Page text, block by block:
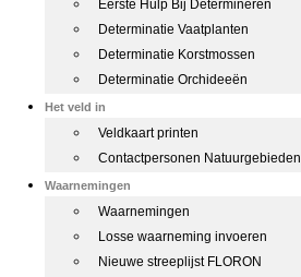
Eerste Hulp Bij Determineren
Determinatie Vaatplanten
Determinatie Korstmossen
Determinatie Orchideeën
Het veld in
Veldkaart printen
Contactpersonen Natuurgebieden
Waarnemingen
Waarnemingen
Losse waarneming invoeren
Nieuwe streeplijst FLORON